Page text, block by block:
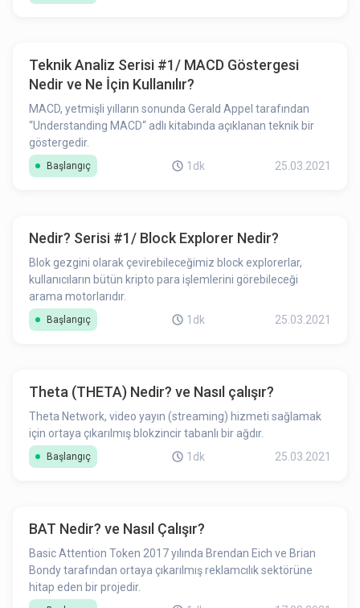
Teknik Analiz Serisi #1/ MACD Göstergesi
Nedir ve Ne İçin Kullanılır?
MACD, yetmişli yılların sonunda Gerald Appel tarafından
“Understanding MACD“ adlı kitabında açıklanan teknik bir
göstergedir.
Başlangıç 1dk 25.03.2021
Nedir? Serisi #1/ Block Explorer Nedir?
Blok gezgini olarak çevirebileceğimiz block explorerlar,
kullanıcıların bütün kripto para işlemlerini görebileceği
arama motorlarıdır.
Başlangıç 1dk 25.03.2021
Theta (THETA) Nedir? ve Nasıl çalışır?
Theta Network, video yayın (streaming) hizmeti sağlamak
için ortaya çıkarılmış blokzincir tabanlı bir ağdır.
Başlangıç 1dk 25.03.2021
BAT Nedir? ve Nasıl Çalışır?
Basic Attention Token 2017 yılında Brendan Eich ve Brian
Bondy tarafından ortaya çıkarılmış reklamcılık sektörüne
hitap eden bir projedir.